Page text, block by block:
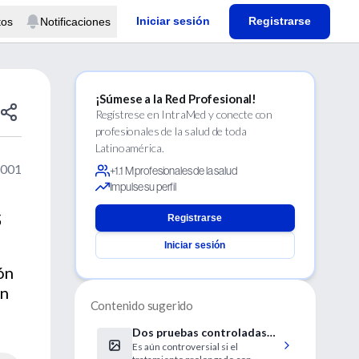
Notificaciones Iniciar sesión Registrarse
¡Súmese a la Red Profesional!
Regístrese en IntraMed y conecte con
profesionales de la salud de toda
Latinoamérica.
+1.1 M profesionales de la salud
Impulse su perfil
Registrarse
Iniciar sesión
Contenido sugerido
Dos pruebas controladas
de tratamiento con
Es aún controversial si el